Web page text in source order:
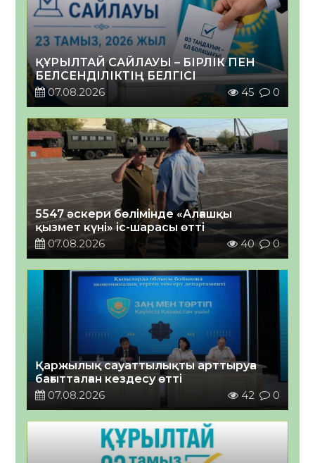
ҚҰРЫЛТАЙ САЙЛАУЫ – БІРЛІК ПЕН
БЕЛСЕНДІЛІКТІҢ БЕЛГІСІ
07.08.2026
45 0
5547 әскери бөлімінде «Алғашқы
қызмет күні» іс-шарасы өтті
07.08.2026
40 0
Қаржылық сауаттылықты арттыруға
бағытталған кездесу өтті
07.08.2026
42 0